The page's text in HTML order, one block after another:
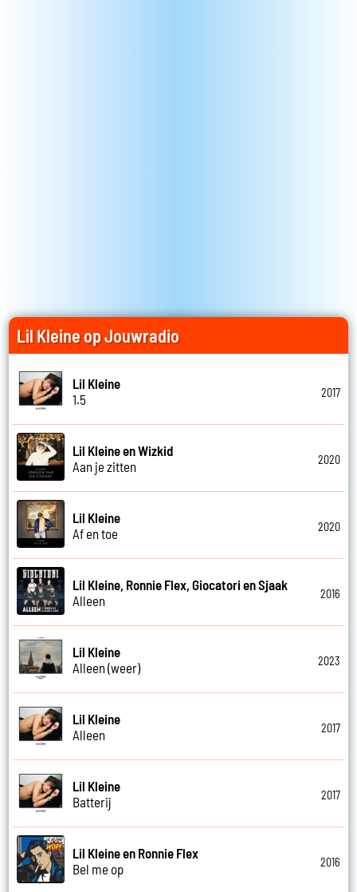
Lil Kleine op Jouwradio
Lil Kleine
1.5
2017
Lil Kleine en Wizkid
Aan je zitten
2020
Lil Kleine
Af en toe
2020
Lil Kleine, Ronnie Flex, Giocatori en Sjaak
Alleen
2016
Lil Kleine
Alleen (weer)
2023
Lil Kleine
Alleen
2017
Lil Kleine
Batterij
2017
Lil Kleine en Ronnie Flex
Bel me op
2016